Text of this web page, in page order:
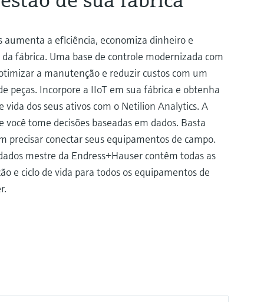
aumenta a eficiência, economiza dinheiro e
fábrica. Uma base de controle modernizada com
a manutenção e reduzir custos com um
peças. Incorpore a IIoT em sua fábrica e obtenha
vida dos seus ativos com o Netilion Analytics. A
tome decisões baseadas em dados. Basta
precisar conectar seus equipamentos de campo.
mestre da Endress+Hauser contêm todas as
e ciclo de vida para todos os equipamentos de